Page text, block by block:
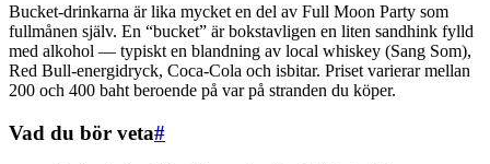
Bucket-drinkarna är lika mycket en del av Full Moon Party som
fullmånen själv. En “bucket” är bokstavligen en liten sandhink fylld
med alkohol — typiskt en blandning av local whiskey (Sang Som),
Red Bull-energidryck, Coca-Cola och isbitar. Priset varierar mellan
200 och 400 baht beroende på var på stranden du köper.
Vad du bör veta#